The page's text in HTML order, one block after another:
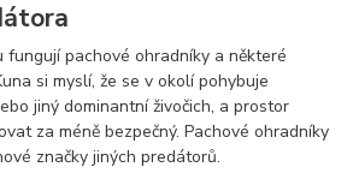
fungují pachové ohradníky a některé
si myslí, že se v okolí pohybuje
jiný dominantní živočich, a prostor
za méně bezpečný. Pachové ohradníky
značky jiných predátorů.